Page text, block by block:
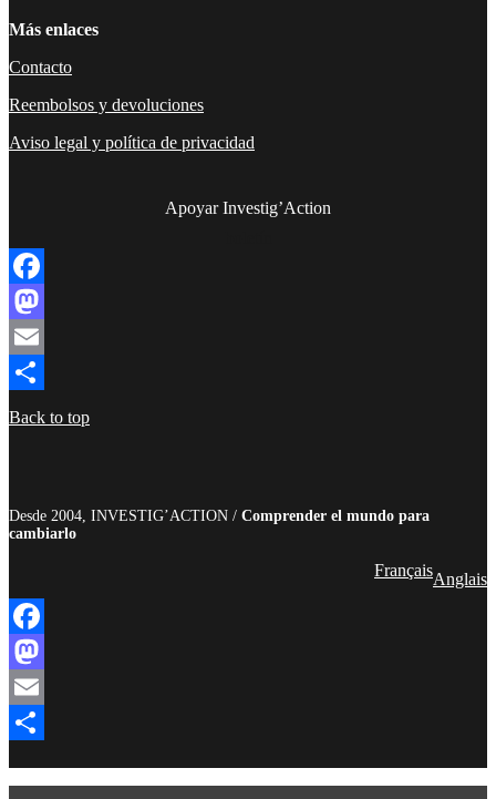
Más enlaces
Contacto
Reembolsos y devoluciones
Aviso legal y política de privacidad
Apoyar Investig’Action
Facebook
Mastodon
Email
Compartir
Back to top
Desde 2004, INVESTIG’ACTION / Comprender el mundo para
cambiarlo
FrançaisAnglais
Facebook
Mastodon
Email